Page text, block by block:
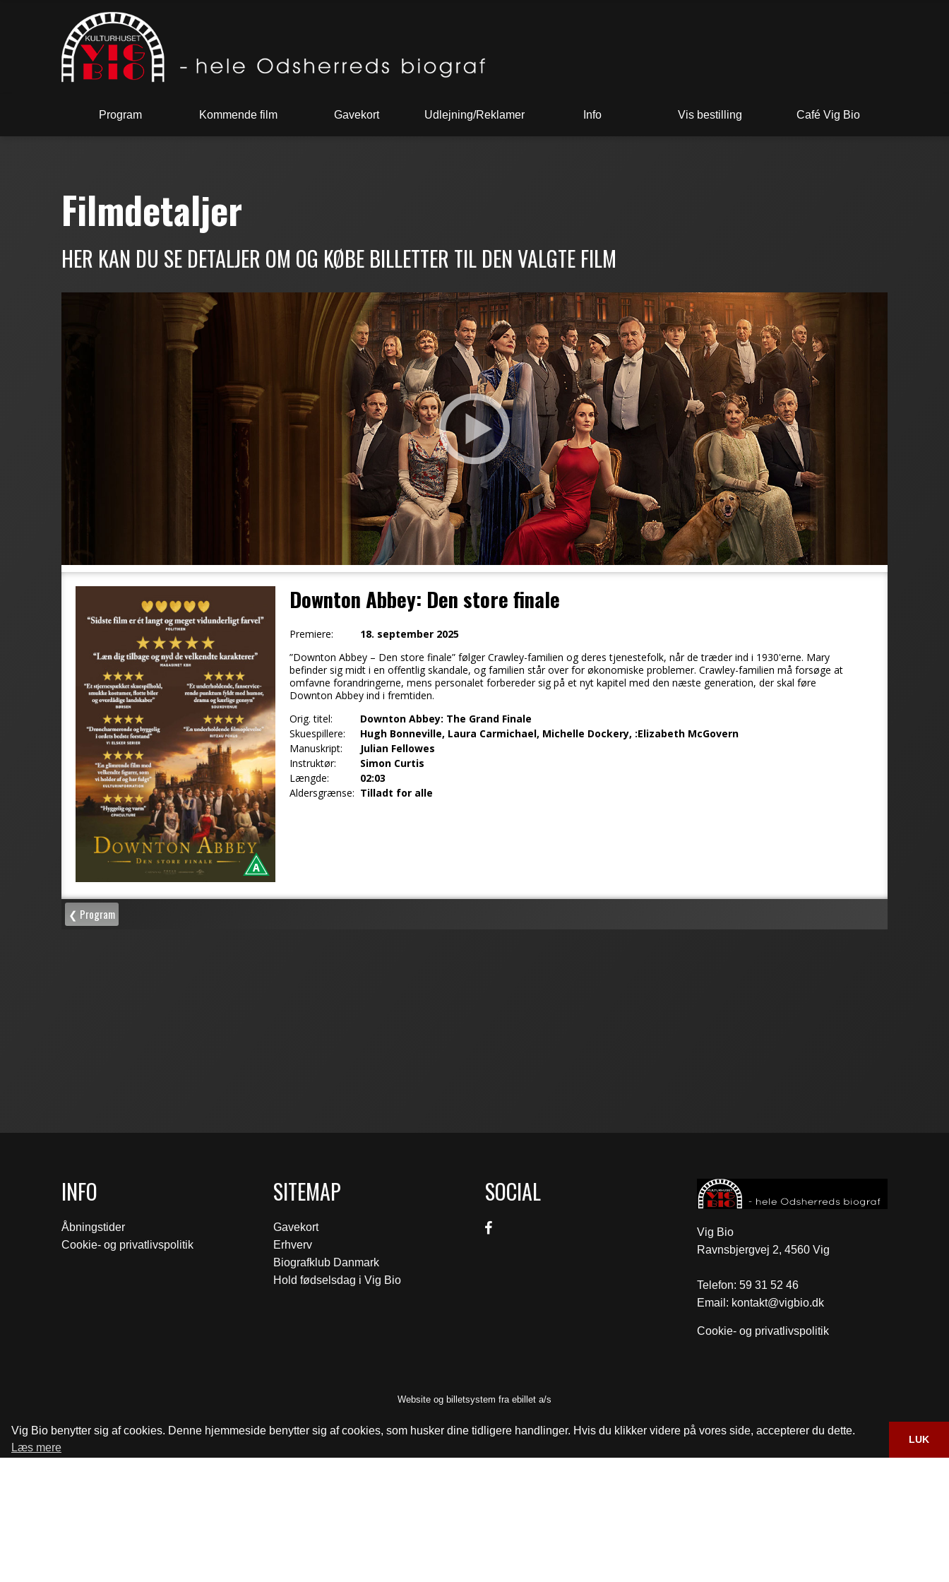
Vig Bio benytter sig af cookies. Denne hjemmeside benytter sig af cookies, som husker dine tidligere handlinger. Hvis du klikker videre på vores side, accepterer du dette.
Læs mere
LUK
Program Kommende film Gavekort Udlejning/Reklamer Info Vis bestilling Café Vig Bio
INFO
Åbningstider
Cookie- og privatlivspolitik
SITEMAP
Gavekort
Erhverv
Biografklub Danmark
Hold fødselsdag i Vig Bio
SOCIAL
Vig Bio
Ravnsbjergvej 2, 4560 Vig
Telefon: 59 31 52 46
Email: kontakt@vigbio.dk
Cookie- og privatlivspolitik
Website og billetsystem fra ebillet a/s